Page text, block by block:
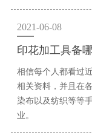
2021-06-08
印花加工具备
相信每个人都看过
相关资料，并且在
染布以及纺织等等
业。